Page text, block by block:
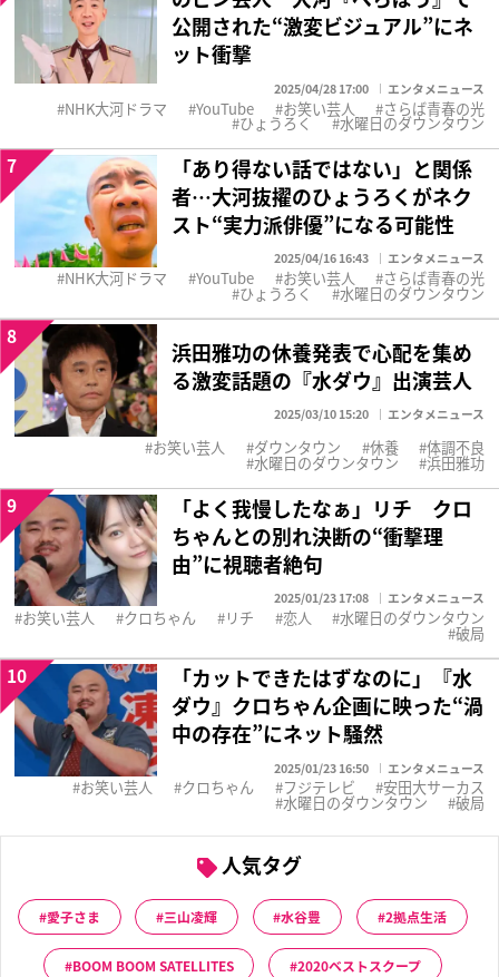
公開された“激変ビジュアル”にネ
ット衝撃
2025/04/28 17:00 エンタメニュース
NHK大河ドラマ YouTube お笑い芸人 さらば青春の光
ひょうろく 水曜日のダウンタウン
「あり得ない話ではない」と関係
者…大河抜擢のひょうろくがネク
スト“実力派俳優”になる可能性
2025/04/16 16:43 エンタメニュース
7
NHK大河ドラマ YouTube お笑い芸人 さらば青春の光
ひょうろく 水曜日のダウンタウン
浜田雅功の休養発表で心配を集め
る激変話題の『水ダウ』出演芸人
2025/03/10 15:20 エンタメニュース
8
お笑い芸人 ダウンタウン 休養 体調不良
水曜日のダウンタウン 浜田雅功
「よく我慢したなぁ」リチ クロ
ちゃんとの別れ決断の“衝撃理
由”に視聴者絶句
2025/01/23 17:08 エンタメニュース
9
お笑い芸人 クロちゃん リチ 恋人 水曜日のダウンタウン
破局
「カットできたはずなのに」『水
ダウ』クロちゃん企画に映った“渦
中の存在”にネット騒然
2025/01/23 16:50 エンタメニュース
10
お笑い芸人 クロちゃん フジテレビ 安田大サーカス
水曜日のダウンタウン 破局
人気タグ
愛子さま 三山凌輝 水谷豊 2拠点生活
BOOM BOOM SATELLITES 2020ベストスクープ